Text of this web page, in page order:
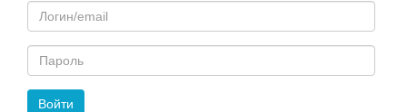
Email
Пароль
Войти